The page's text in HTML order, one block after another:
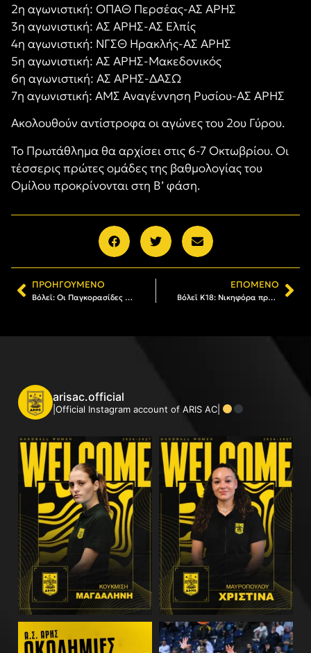
2η αγωνιστική: ΟΠΑΘ Περσέας-ΑΣ ΑΡΗΣ
3η αγωνιστική: ΑΣ ΑΡΗΣ-ΑΣ Ελπίς
4η αγωνιστική: ΝΓΣΘ Ηρακλής-ΑΣ ΑΡΗΣ
5η αγωνιστική: ΑΣ ΑΡΗΣ-Μακεδονικός
6η αγωνιστική: ΑΣ ΑΡΗΣ-ΔΑΣΩ
7η αγωνιστική: ΑΜΣ Αναγέννηση Ρυσίου-ΑΣ ΑΡΗΣ
Ακολουθούν αντίστροφα οι αγώνες του 2ου Γύρου.
Το Πρωτάθλημα θα αρχίσει στις 6-7 Οκτωβρίου. Οι
τέσσερις πρώτες ομάδες της βαθμολογίας του
Ομίλου προκρίνονται στη Β’ φάση.
ΠΡΟΗΓΟΎΜΕΝΟ
Βόλεϊ: Οι Παγκορασίδες του ΑΡΗ υποδέχτηκαν την ουγγρική SMAFC 1860
ΕΠΌΜΕΝΟ
Βόλεϊ Κ18: Νικηφόρα πρεμιέρα για τον ΑΡΗ, 3-0 τον Ηρακλή
arisac.official
|Official Instagram account of ARIS AC|